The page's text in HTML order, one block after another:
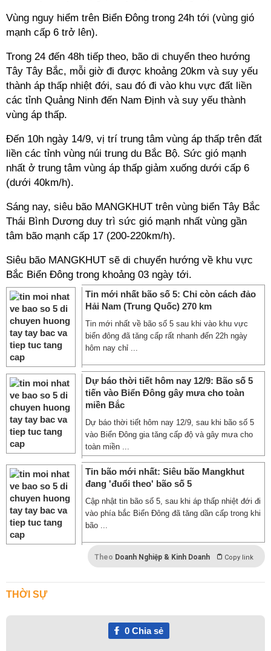
Vùng nguy hiểm trên Biển Đông trong 24h tới (vùng gió
mạnh cấp 6 trở lên).
Trong 24 đến 48h tiếp theo, bão di chuyển theo hướng
Tây Tây Bắc, mỗi giờ đi được khoảng 20km và suy yếu
thành áp thấp nhiệt đới, sau đó đi vào khu vực đất liền
các tỉnh Quảng Ninh đến Nam Định và suy yếu thành
vùng áp thấp.
Đến 10h ngày 14/9, vị trí trung tâm vùng áp thấp trên đất
liền các tỉnh vùng núi trung du Bắc Bộ. Sức gió mạnh
nhất ở trung tâm vùng áp thấp giảm xuống dưới cấp 6
(dưới 40km/h).
Sáng nay, siêu bão MANGKHUT trên vùng biển Tây Bắc
Thái Bình Dương duy trì sức gió mạnh nhất vùng gần
tâm bão mạnh cấp 17 (200-220km/h).
Siêu bão MANGKHUT sẽ di chuyển hướng về khu vực
Bắc Biển Đông trong khoảng 03 ngày tới.
Tin mới nhất bão số 5: Chỉ còn cách đảo
Hải Nam (Trung Quốc) 270 km
Tin mới nhất về bão số 5 sau khi vào khu vực
biển đông đã tăng cấp rất nhanh đến 22h ngày
hôm nay chỉ ...
Dự báo thời tiết hôm nay 12/9: Bão số 5
tiến vào Biển Đông gây mưa cho toàn
miền Bắc
Dự báo thời tiết hôm nay 12/9, sau khi bão số 5
vào Biển Đông gia tăng cấp độ và gây mưa cho
toàn miền ...
Tin bão mới nhất: Siêu bão Mangkhut
đang 'đuổi theo' bão số 5
Cập nhật tin bão số 5, sau khi áp thấp nhiệt đới đi
vào phía bắc Biển Đông đã tăng dần cấp trong khi
bão ...
Theo Doanh Nghiệp & Kinh Doanh Copy link
THỜI SỰ
0Chia sẻ